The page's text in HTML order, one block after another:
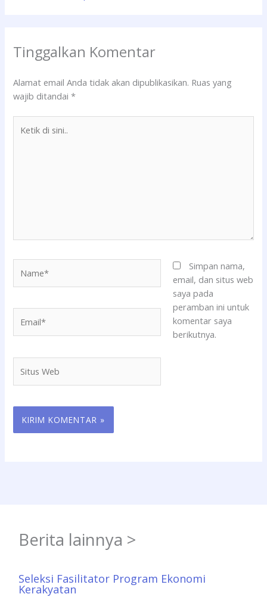
Tinggalkan Komentar
Alamat email Anda tidak akan dipublikasikan. Ruas yang
wajib ditandai*
Web
Simpan nama,
email, dan situs web
saya pada
peramban ini untuk
komentar saya
berikutnya.
Berita lainnya >
Seleksi Fasilitator Program Ekonomi
Kerakyatan